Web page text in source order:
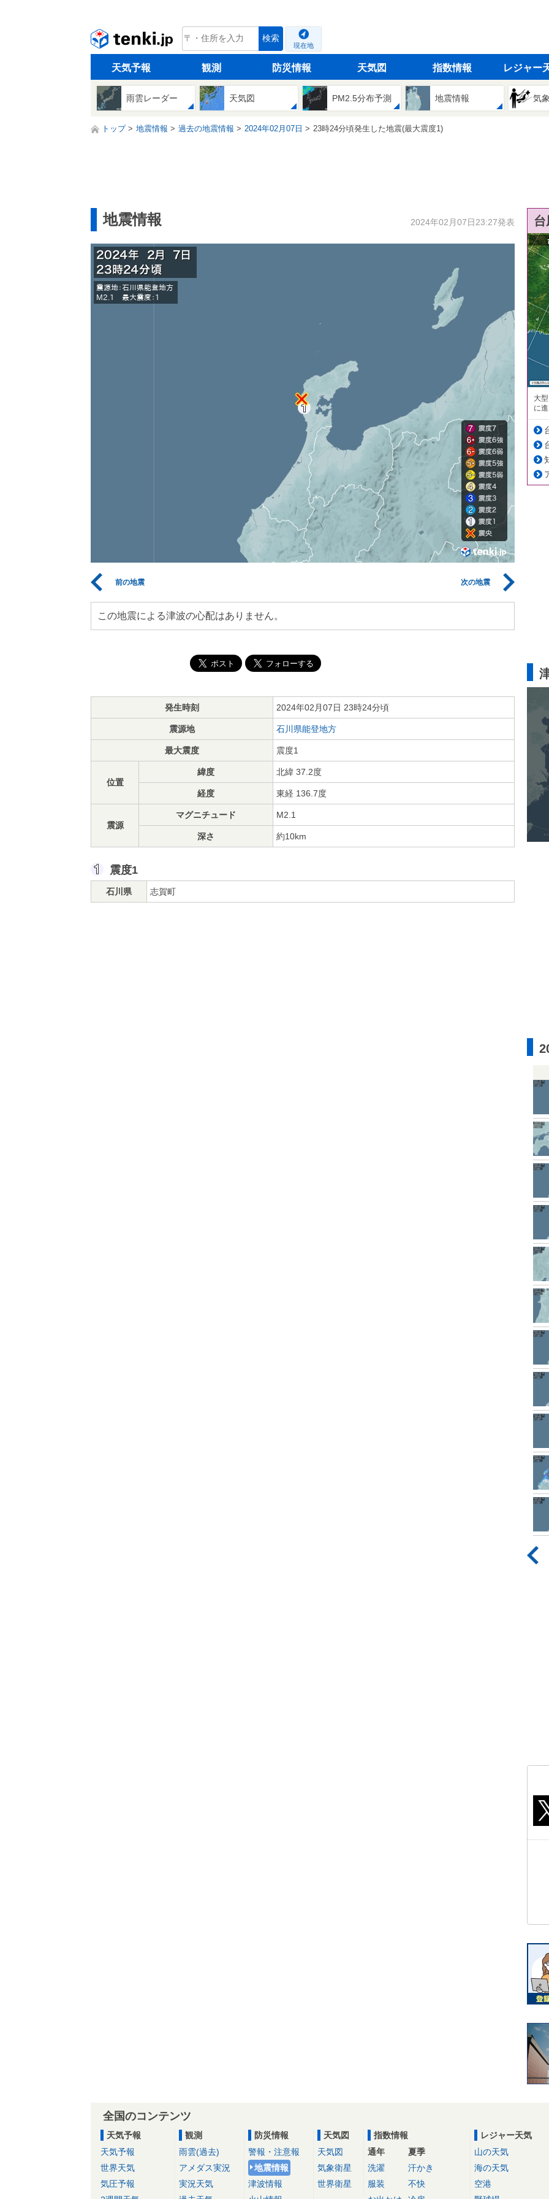
tenki.jp 検索
現在地
天気予報 観測 防災情報 天気図 指数情報 レジャー
雨雲レーダー 天気図 PM2.5分布予測 地震情報 気
トップ 地震情報 過去の地震情報 2024年02月07日 23時24分頃発生した地震(最大震度1)
地震情報 2024年02月07日23:27発表
前の地震 次の地震
この地震による津波の心配はありません。
発生時刻 2024年02月07日 23時24分頃
震源地 石川県能登地方
最大震度 震度1
位置
緯度 北緯 37.2度
経度 東経 136.7度
震源
マグニチュード M2.1
深さ 約10km
震度1
石川県 志賀町
大
に
全国のコンテンツ
天気予報
天気予報
世界天気
気圧予報
観測
雨雲(過去)
アメダス実況
実況天気
防災情報
警報・注意報
地震情報
津波情報
天気図
天気図
気象衛星
世界衛星
指数情報
通年
洗濯
服装
夏季
汗かき
不快
レジャー天気
山の天気
海の天気
空港